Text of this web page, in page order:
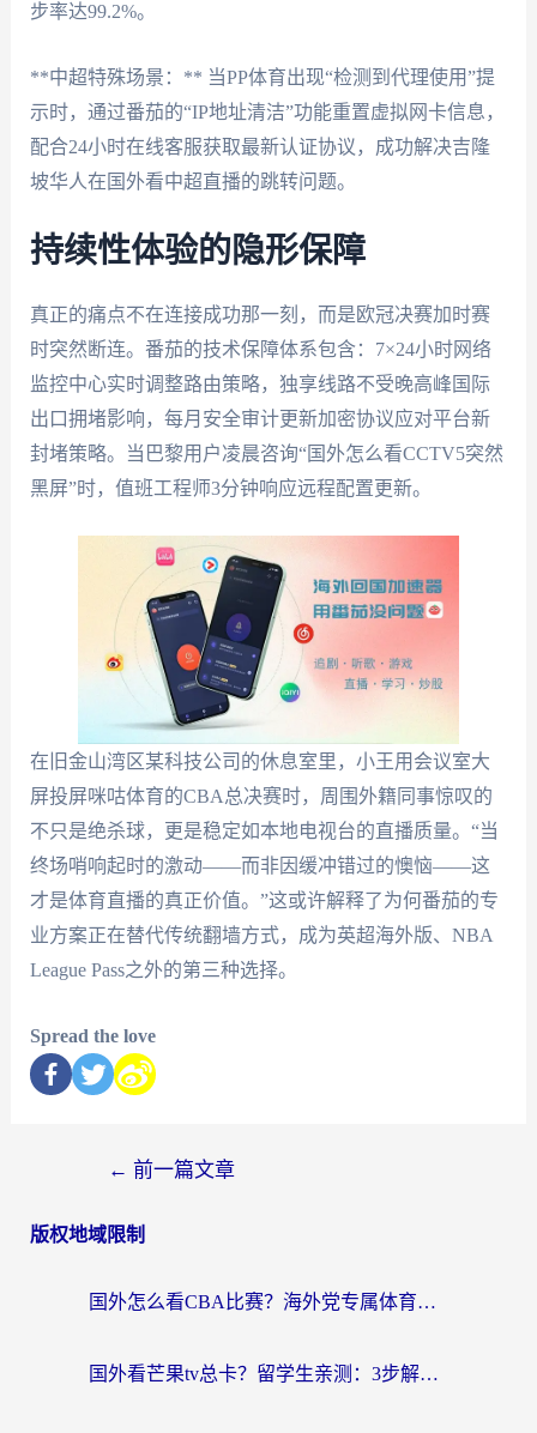
步率达99.2%。
**中超特殊场景：** 当PP体育出现“检测到代理使用”提
示时，通过番茄的“IP地址清洁”功能重置虚拟网卡信息，
配合24小时在线客服获取最新认证协议，成功解决吉隆
坡华人在国外看中超直播的跳转问题。
持续性体验的隐形保障
真正的痛点不在连接成功那一刻，而是欧冠决赛加时赛
时突然断连。番茄的技术保障体系包含：7×24小时网络
监控中心实时调整路由策略，独享线路不受晚高峰国际
出口拥堵影响，每月安全审计更新加密协议应对平台新
封堵策略。当巴黎用户凌晨咨询“国外怎么看CCTV5突然
黑屏”时，值班工程师3分钟响应远程配置更新。
在旧金山湾区某科技公司的休息室里，小王用会议室大
屏投屏咪咕体育的CBA总决赛时，周围外籍同事惊叹的
不只是绝杀球，更是稳定如本地电视台的直播质量。“当
终场哨响起时的激动——而非因缓冲错过的懊恼——这
才是体育直播的真正价值。”这或许解释了为何番茄的专
业方案正在替代传统翻墙方式，成为英超海外版、NBA
League Pass之外的第三种选择。
Spread the love
← 前一篇文章
版权地域限制
国外怎么看CBA比赛？海外党专属体育直播指南，告别地区限制看球自由
国外看芒果tv总卡？留学生亲测：3步解决地域限制+流畅追剧攻略